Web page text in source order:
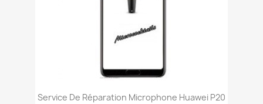
Service De Réparation Microphone Huawei P20